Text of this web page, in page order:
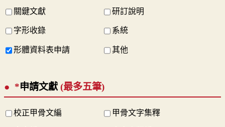
關鍵文獻 研訂說明
字形收錄 系統
形體資料表申請 其他
*申請文獻(最多五筆)
校正甲骨文編 甲骨文字集釋